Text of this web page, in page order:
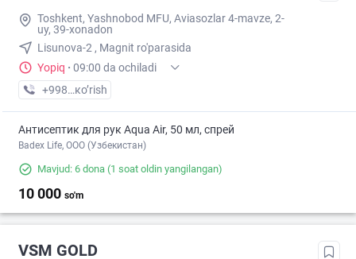
Toshkent, Yashnobod MFU, Aviasozlar 4-mavze, 2-
uy, 39-xonadon
Lisunova-2 , Magnit ro'parasida
Yopiq · 09:00 da ochiladi
+998 (91) XXX-XX-XX
кo’rish
Антисептик для рук Aqua Air, 50 мл, спрей
Badex Life, OOO (Узбекистан)
Mavjud: 6 dona (1 soat oldin yangilangan)
10 000 so'm
VSM GOLD